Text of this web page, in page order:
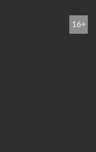
16+